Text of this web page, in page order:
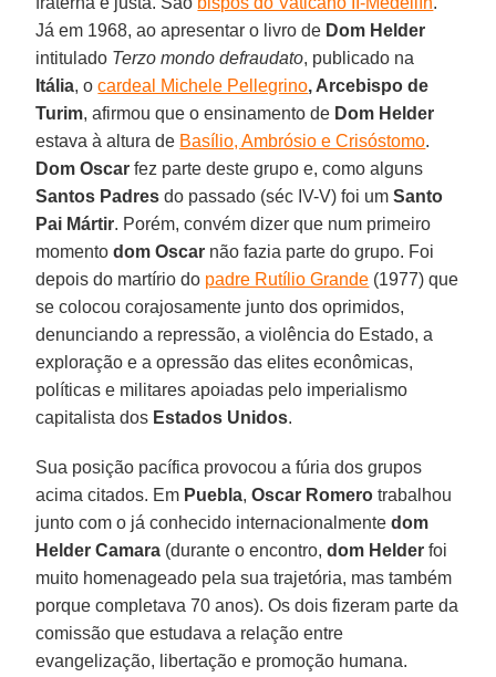
Já em 1968, ao apresentar o livro de Dom Helder
intitulado Terzo mondo defraudato, publicado na
Itália, ocardeal Michele Pellegrino, Arcebispo de
Turim, afirmou que o ensinamento de Dom Helder
estava à altura de Basílio, Ambrósio e Crisóstomo.
Dom Oscar fez parte deste grupo e, como alguns
Santos Padres do passado (séc IV-V) foi umSanto
Pai Mártir. Porém, convém dizer que num primeiro
momentodom Oscar não fazia parte do grupo. Foi
depois do martírio do padre Rutílio Grande (1977) que
se colocou corajosamente junto dos oprimidos,
denunciando a repressão, a violência do Estado, a
exploração e a opressão das elites econômicas,
políticas e militares apoiadas pelo imperialismo
capitalista dos Estados Unidos.
Sua posição pacífica provocou a fúria dos grupos
acima citados. Em Puebla,Oscar Romero trabalhou
junto com o já conhecido internacionalmentedom
Helder Camara (durante o encontro,dom Helder foi
muito homenageado pela sua trajetória, mas também
porque completava 70 anos). Os dois fizeram parte da
comissão que estudava a relação entre
evangelização, libertação e promoção humana.